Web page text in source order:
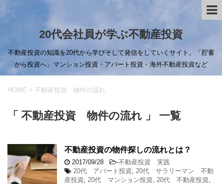
20代会社員が学ぶ不動産投資
不動産投資の知識を20代から学びそして発信をしていくサイト。「貯蓄
から投資へ」マンション投資・アパート投資・海外不動産投資など
HOME > 不動産投資 物件の流れ
「 不動産投資 物件の流れ 」 一覧
不動産投資の物件探しの流れとは？
2017/09/28 -不動産投資 実践
20代 アパート投資
20代 サラリーマン 不動
産投資
20代 マンション投資 20代 不動産投資